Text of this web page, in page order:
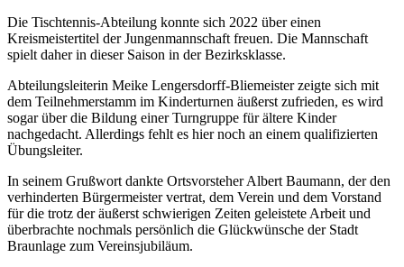
Die Tischtennis-Abteilung konnte sich 2022 über einen
Kreismeistertitel der Jungenmannschaft freuen. Die Mannschaft
spielt daher in dieser Saison in der Bezirksklasse.
Abteilungsleiterin Meike Lengersdorff-Bliemeister zeigte sich mit
dem Teilnehmerstamm im Kinderturnen äußerst zufrieden, es wird
sogar über die Bildung einer Turngruppe für ältere Kinder
nachgedacht. Allerdings fehlt es hier noch an einem qualifizierten
Übungsleiter.
In seinem Grußwort dankte Ortsvorsteher Albert Baumann, der den
verhinderten Bürgermeister vertrat, dem Verein und dem Vorstand
für die trotz der äußerst schwierigen Zeiten geleistete Arbeit und
überbrachte nochmals persönlich die Glückwünsche der Stadt
Braunlage zum Vereinsjubiläum.